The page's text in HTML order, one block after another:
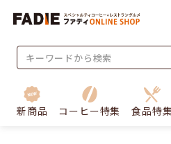
新商品 コーヒー特集 食品特集